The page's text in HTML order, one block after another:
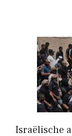
Israëlische